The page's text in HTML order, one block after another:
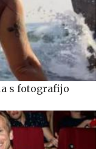
s fotografijo